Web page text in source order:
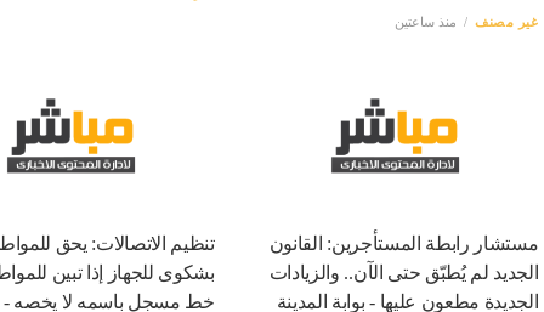
غير مصنف منذ ساعتين
مستشار رابطة المستأجرين: القانون
الجديد لم يُطبّق حتى الآن.. والزيادات
الجديدة مطعون عليها - بوابة المدينة
تنظيم الاتصالات: يحق
بشكوى للجهاز إذا تبين
خط مسجل باسمه لا يخصه -